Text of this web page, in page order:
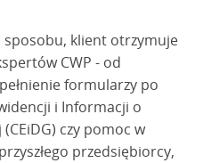
sposobu, klient otrzymuje
CWP - od
formularzy po
i Informacji o
czy pomoc w
przedsiębiorcy,